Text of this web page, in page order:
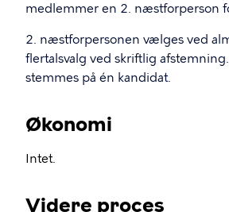
medlemmer en 2. næstforperson
2. næstforpersonen vælges ved
flertalsvalg ved skriftlig
stemmes på én kandidat.
Økonomi
Intet.
Videre proces